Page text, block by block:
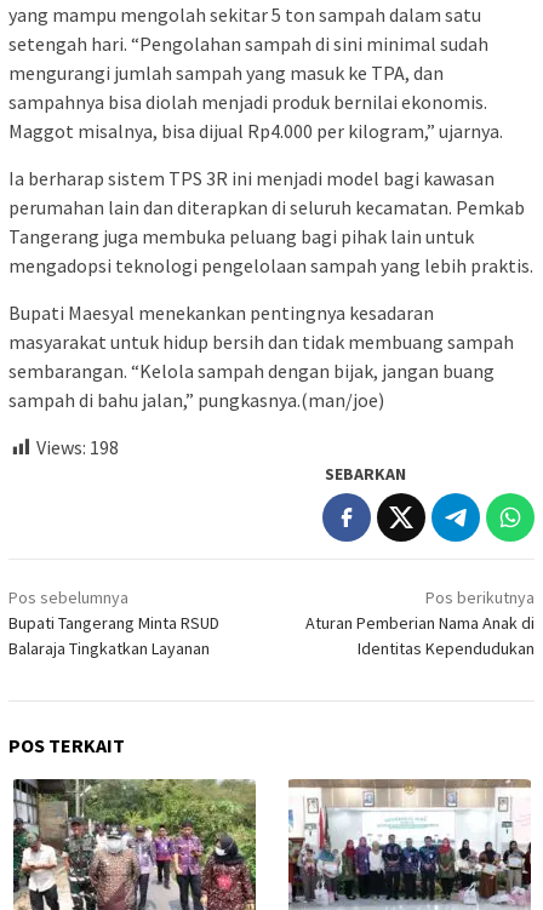
yang mampu mengolah sekitar 5 ton sampah dalam satu
setengah hari. “Pengolahan sampah di sini minimal sudah
mengurangi jumlah sampah yang masuk ke TPA, dan
sampahnya bisa diolah menjadi produk bernilai ekonomis.
Maggot misalnya, bisa dijual Rp4.000 per kilogram,” ujarnya.
Ia berharap sistem TPS 3R ini menjadi model bagi kawasan
perumahan lain dan diterapkan di seluruh kecamatan. Pemkab
Tangerang juga membuka peluang bagi pihak lain untuk
mengadopsi teknologi pengelolaan sampah yang lebih praktis.
Bupati Maesyal menekankan pentingnya kesadaran
masyarakat untuk hidup bersih dan tidak membuang sampah
sembarangan. “Kelola sampah dengan bijak, jangan buang
sampah di bahu jalan,” pungkasnya.(man/joe)
Views: 198
SEBARKAN
Navigasi
pos
Pos sebelumnya
Bupati Tangerang Minta RSUD
Balaraja Tingkatkan Layanan
Pos berikutnya
Aturan Pemberian Nama Anak di
Identitas Kependudukan
POS TERKAIT